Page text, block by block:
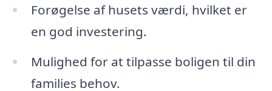
Forøgelse af husets værdi, hvilket er
en god investering.
Mulighed for at tilpasse boligen til din
families behov.